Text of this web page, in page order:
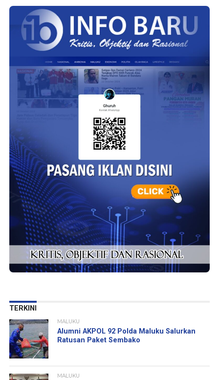
TERKINI
MALUKU
Alumni AKPOL 92 Polda Maluku Salurkan
Ratusan Paket Sembako
MALUKU